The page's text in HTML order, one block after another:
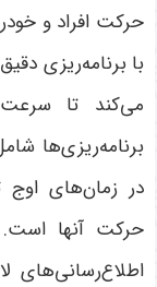
حرکت افراد و
با برنامه‌ریزی
می‌کند تا سرعت
برنامه‌ریزی‌ها
در زمان‌های اوج
حرکت آنها است.
اطلاع‌رسانی‌های